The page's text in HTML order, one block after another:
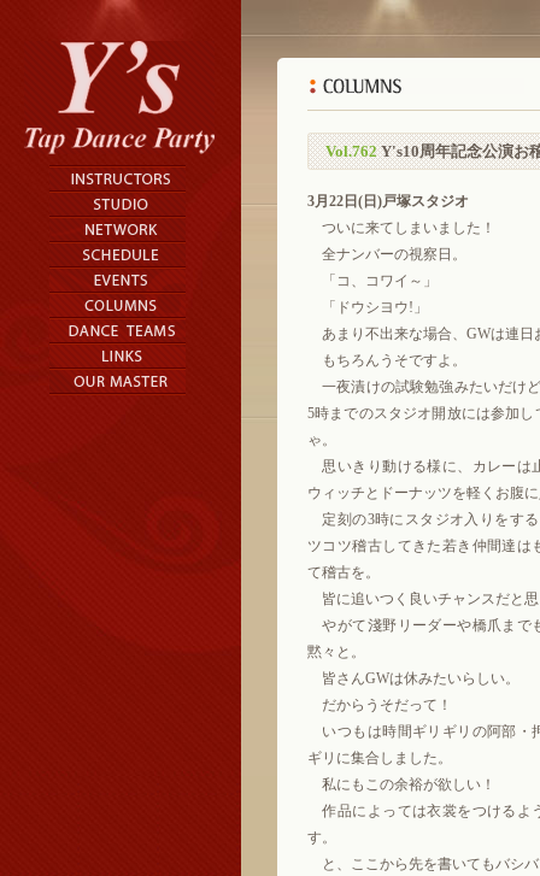
Vol.762Y's10周年記念公演お
3月22日(日)戸塚スタジオ
ついに来てしまいました！
全ナンバーの視察日。
「コ、コワイ～」
「ドウシヨウ!」
あまり不出来な場合、GWは連日
もちろんうそですよ。
一夜漬けの試験勉強みたいだけ
5時までのスタジオ開放には参加
ゃ。
思いきり動ける様に、カレーは
ウィッチとドーナッツを軽くお腹
定刻の3時にスタジオ入りをす
ツコツ稽古してきた若き仲間達は
て稽古を。
皆に追いつく良いチャンスだと
やがて淺野リーダーや橋爪まで
黙々と。
皆さんGWは休みたいらしい。
だからうそだって！
いつもは時間ギリギリの阿部・
ギリに集合しました。
私にもこの余裕が欲しい！
作品によっては衣裳をつけるよ
す。
と、ここから先を書いてもバシ